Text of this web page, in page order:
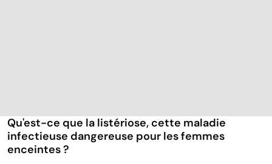
Qu'est-ce que la listériose, cette maladie
infectieuse dangereuse pour les femmes
enceintes ?